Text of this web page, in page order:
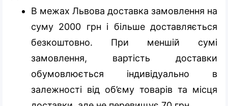
В межах Львова доставка замовлення на
суму 2000 грн і більше доставляється
безкоштовно. При меншій сумі
замовлення, вартість доставки
обумовлюється індивідуально в
залежності від об’єму товарів та місця